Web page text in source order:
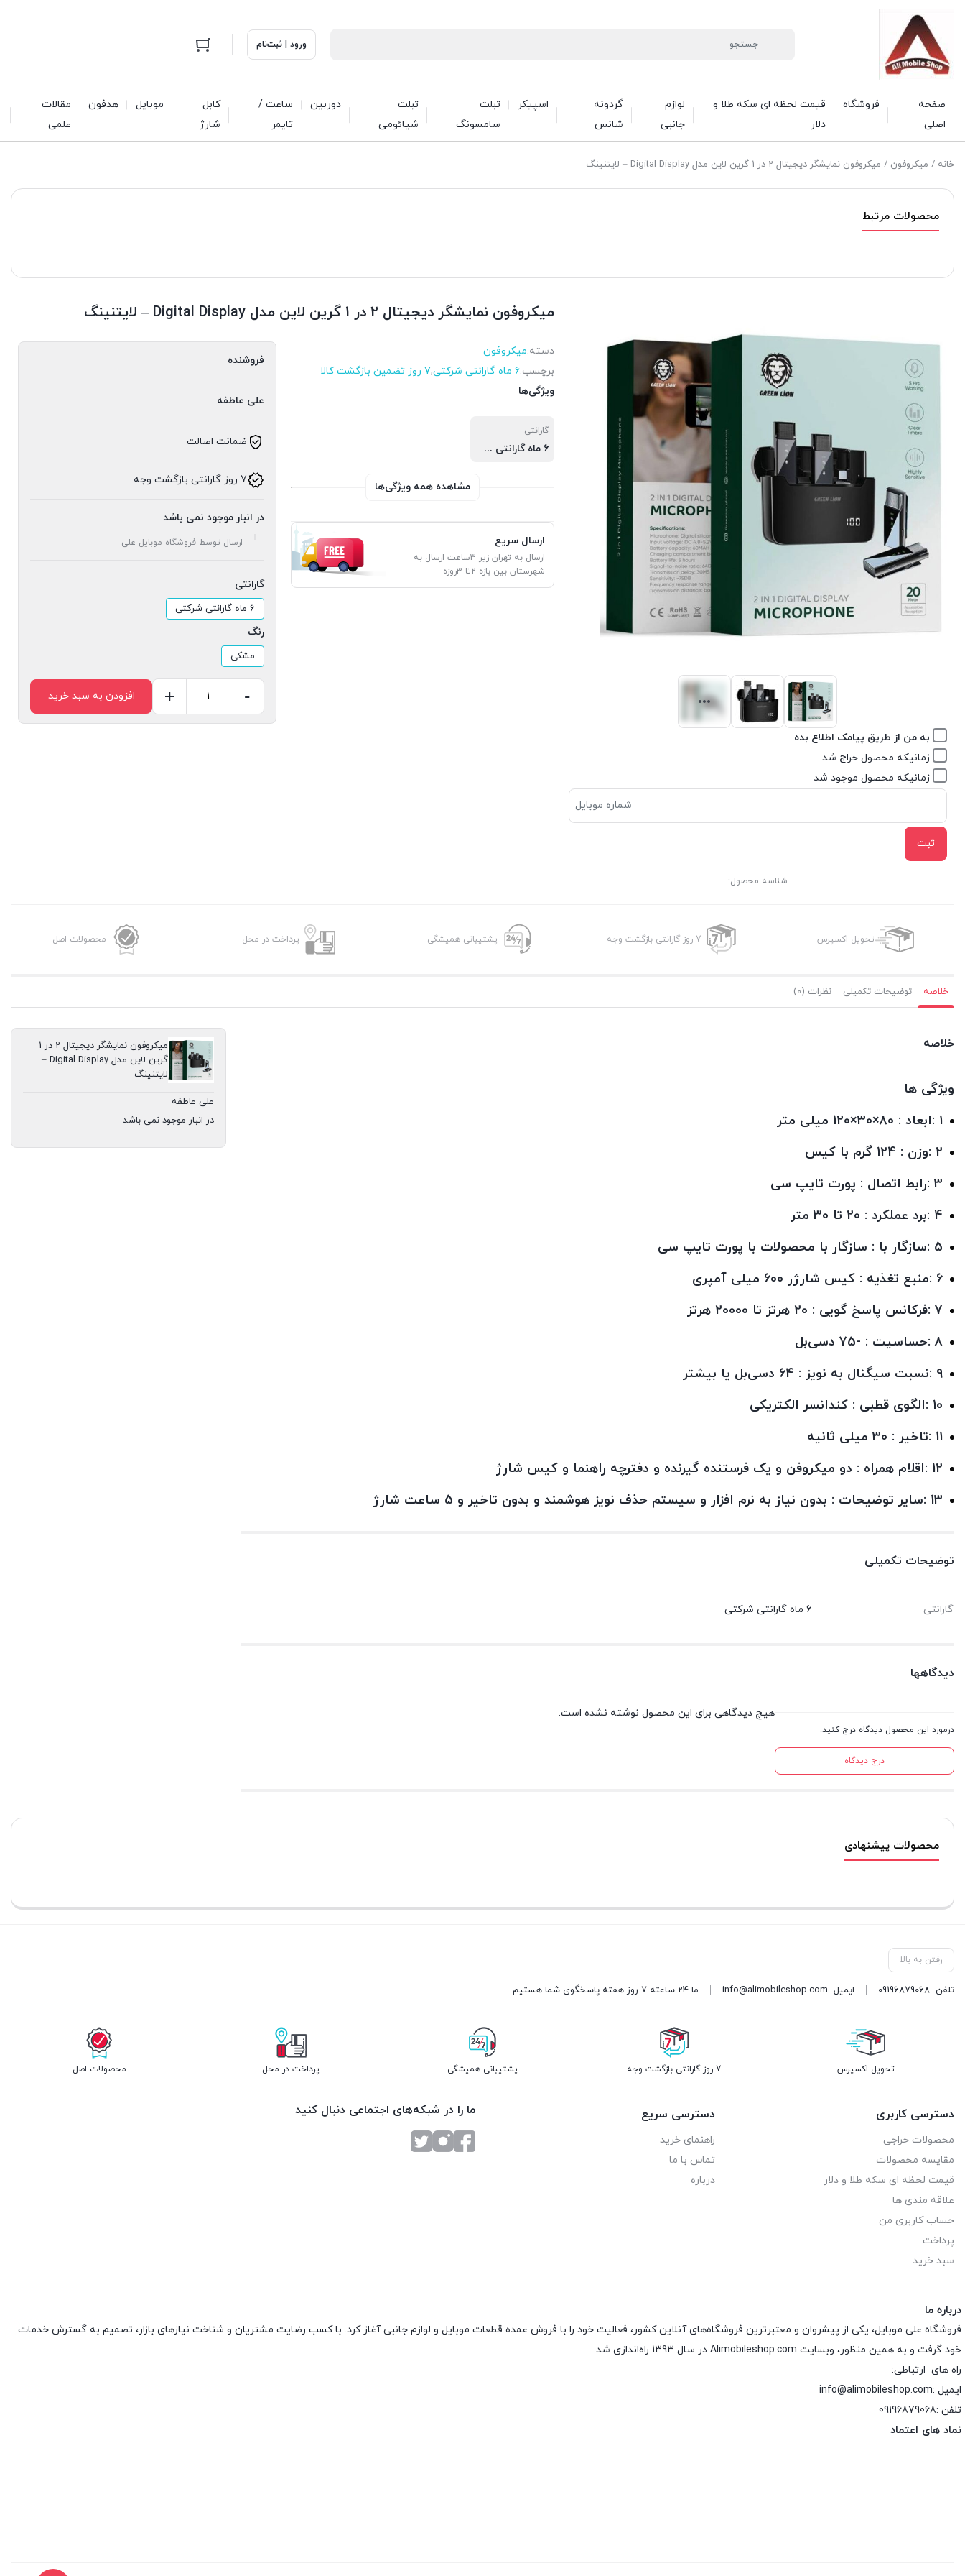
ورود | ثبت‌نام
صفحه
اصلی
فروشگاه
قیمت لحظه ای سکه طلا و
دلار
لوازم
جانبی
گردونه
شانس
اسپیکر
تبلت
سامسونگ
تبلت
شیائومی
دوربین
ساعت /
تایمر
کابل
شارژ
موبایل هدفون
مقالات
علمی
خانه / میکروفون / میکروفون نمایشگر دیجیتال 2 در 1 گرین لاین مدل Digital Display – لایتنینگ
محصولات مرتبط
به من از طریق پیامک اطلاع بده
زمانیکه محصول حراج شد
زمانیکه محصول موجود شد
ثبت
شناسه محصول:
میکروفون نمایشگر دیجیتال 2 در 1 گرین لاین مدل Digital Display – لایتنینگ
دسته:میکروفون
برچسب:6 ماه گارانتی شرکتی ,۷ روز تضمین بازگشت کالا
ویژگی‌ها
گارانتی
6 ماه گارانتی شرکتی
مشاهده همه ویژگی‌ها
ارسال سریع
ارسال به تهران زیر 3ساعت ارسال به
شهرستان بین بازه 2تا 3روزه
فروشنده
علی عاطفه
ضمانت اصالت
7 روز گارانتی بازگشت وجه
در انبار موجود نمی باشد
ارسال توسط فروشگاه موبایل علی
گارانتی
6 ماه گارانتی شرکتی
رنگ
مشکی
نمایشگر
لایتنینگ
-
+ افزودن به سبد خرید
تحویل اکسپرس 7 روز گارانتی بازگشت وجه پشتیبانی همیشگی پرداخت در محل محصولات اصل
خلاصه توضیحات تکمیلی نظرات (0)
خلاصه
ویژگی ها
1 :ابعاد : 80×30×120 میلی متر
2 :وزن : 124 گرم با کیس
3 :رابط اتصال : ‫پورت تایپ سی‬‎
4 :برد عملکرد : 20 تا 30 متر
5 :سازگار با : سازگار با محصولات با پورت تایپ سی
6 :منبع تغذیه : کیس شارژر 600 میلی آمپری
7 :فرکانس پاسخ گویی : 20 هرتز تا 20000 هرتز
8 :حساسیت : -75 دسی‌بل
9 :نسبت سیگنال به نویز : 64 دسی‌بل یا بیشتر
10 :الگوی قطبی : کندانسر الکتریکی
11 :تاخیر : 30 میلی ثانیه
12 :اقلام همراه : دو میکروفن و یک فرستنده گیرنده و دفترچه راهنما و کیس شارژ
13 :سایر توضیحات : بدون نیاز به نرم افزار و سیستم حذف نویز هوشمند و بدون تاخیر و 5 ساعت شارژ
توضیحات تکمیلی
گارانتی 6 ماه گارانتی شرکتی
دیدگاهها
درمورد این محصول دیدگاه درج کنید.
درج دیدگاه
هیچ دیدگاهی برای این محصول نوشته نشده است.
میکروفون نمایشگر دیجیتال 2 در 1
گرین لاین مدل Digital Display –
لایتنینگ
علی عاطفه
در انبار موجود نمی باشد
محصولات پیشنهادی
رفتن به بالا
تلفن 09196879068 ایمیل info@alimobileshop.com ما 24 ساعته 7 روز هفته پاسخگوی شما هستیم
تحویل اکسپرس 7 روز گارانتی بازگشت وجه پشتیبانی همیشگی پرداخت در محل محصولات اصل
دسترسی کاربری
محصولات حراجی
مقایسه محصولات
قیمت لحظه ای سکه طلا و دلار
علاقه مندی ها
حساب کاربری من
پرداخت
سبد خرید
دسترسی سریع
راهنمای خرید
تماس با ما
درباره
ما را در شبکه‌های اجتماعی دنبال کنید
درباره ما
فروشگاه علی موبایل، یکی از پیشروان و معتبرترین فروشگاه‌های آنلاین کشور، فعالیت خود را با فروش عمده قطعات موبایل و لوازم جانبی آغاز کرد. با کسب رضایت مشتریان و شناخت نیازهای بازار، تصمیم به گسترش خدمات
خود گرفت و به همین منظور، وبسایت Alimobileshop.com در سال 1393 راه‌اندازی شد.
راه های ارتباطی:
ایمیل :info@alimobileshop.com
تلفن :09196879068
نماد های اعتماد